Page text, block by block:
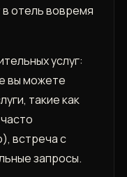
в отель вовремя
услуг:
вы можете
такие как
встреча с
запросы.